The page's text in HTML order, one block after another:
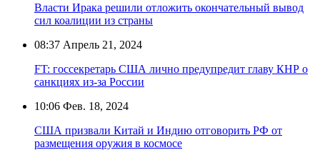
Власти Ирака решили отложить окончательный вывод
сил коалиции из страны
08:37 Апрель 21, 2024
FT: госсекретарь США лично предупредит главу КНР о
санкциях из-за России
10:06 Фев. 18, 2024
США призвали Китай и Индию отговорить РФ от
размещения оружия в космосе